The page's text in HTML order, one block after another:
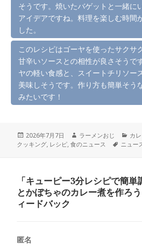
そうです。焼いたバゲットと一緒に
アイデアですね。料理を楽しむ時間
した。
このレシピはゴーヤを使ったサクサ
甘辛いソースとの相性が良さそうで
ヤの軽い食感と、スイートチリソー
美味しそうです。作り方も簡単そう
みたいです！
投
稿
2026年7月7日
作
成
ラーメンおじ
カ
テ
カ
クッキング, レシピ,食のニュース
タ
ニュー
「キューピー3分レシピで簡
とかぼちゃのカレー煮を作ろ
ィードバック
匿名